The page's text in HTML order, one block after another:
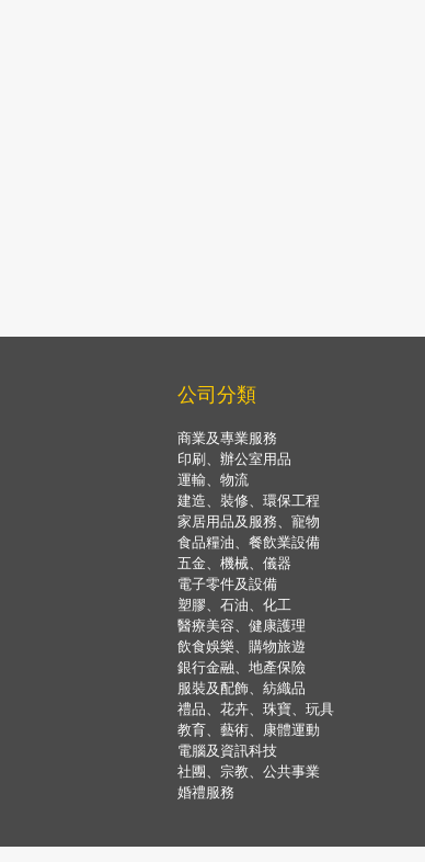
公司分類
商業及專業服務
印刷、辦公室用品
運輸、物流
建造、裝修、環保工程
家居用品及服務、寵物
食品糧油、餐飲業設備
五金、機械、儀器
電子零件及設備
塑膠、石油、化工
醫療美容、健康護理
飲食娛樂、購物旅遊
銀行金融、地產保險
服裝及配飾、紡織品
禮品、花卉、珠寶、玩具
教育、藝術、康體運動
電腦及資訊科技
社團、宗教、公共事業
婚禮服務